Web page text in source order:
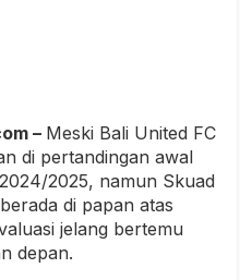
– Meski Bali United FC
di pertandingan awal
2025, namun Skuad
di papan atas
jelang bertemu
depan.